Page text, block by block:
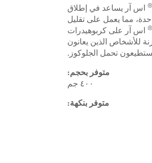
® اس آر يساعد في إطلاق
مما يعمل على تقليل
® اس آر على كربوهيدرات
للأشخاص الذين يعانون
تحمل الجلوكوز.
متوفر بحجم:
٤٠٠ جم
متوفر بنكهة: